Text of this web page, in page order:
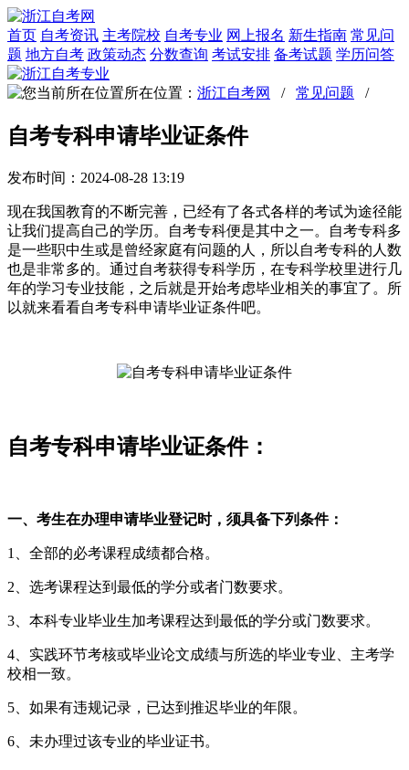
首页 自考资讯 主考院校 自考专业 网上报名 新生指南 常见问
题 地方自考 政策动态 分数查询 考试安排 备考试题 学历问答
所在位置： 浙江自考网 / 常见问题 /
自考专科申请毕业证条件
发布时间：2024-08-28 13:19
现在我国教育的不断完善，已经有了各式各样的考试为途径能
让我们提高自己的学历。自考专科便是其中之一。自考专科多
是一些职中生或是曾经家庭有问题的人，所以自考专科的人数
也是非常多的。通过自考获得专科学历，在专科学校里进行几
年的学习专业技能，之后就是开始考虑毕业相关的事宜了。所
以就来看看自考专科申请毕业证条件吧。
自考专科申请毕业证条件：
一、考生在办理申请毕业登记时，须具备下列条件：
1、全部的必考课程成绩都合格。
2、选考课程达到最低的学分或者门数要求。
3、本科专业毕业生加考课程达到最低的学分或门数要求。
4、实践环节考核或毕业论文成绩与所选的毕业专业、主考学
校相一致。
5、如果有违规记录，已达到推迟毕业的年限。
6、未办理过该专业的毕业证书。